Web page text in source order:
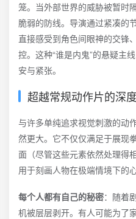
笼。当外部世界的威胁被暂时
脆弱的防线。导演通过紧凑的
直接感受到角色间眼神的交锋
控。这种“谁是内鬼”的悬疑主
安与紧张。
超越常规动作片的深
与许多单纯追求视觉刺激的动
然更大。它不仅仅满足于展现
面（尽管这些元素依然处理得
用于刻画人物在极端情境下的
每个人都有自己的秘密：随着
机被层层剥开。有人可能为了